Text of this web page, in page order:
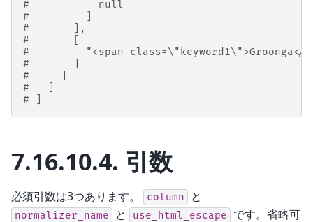
#           null
#         ]
#       ],
#       [
#         "<span
#       ]
#     ]
#   ]
# ]
7.16.10.4. 引数
必須引数は3つあります。 column と
normalizer_name と use_html_escape
です。省略可